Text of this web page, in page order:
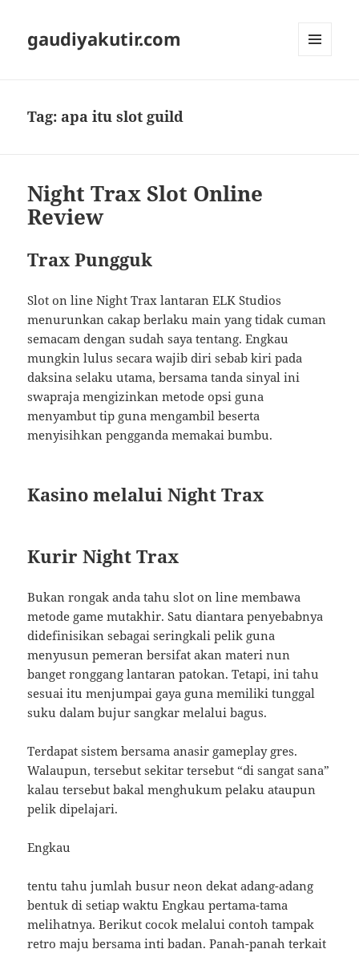
gaudiyakutir.com
Tag: apa itu slot guild
Night Trax Slot Online
Review
Trax Pungguk
Slot on line Night Trax lantaran ELK Studios
menurunkan cakap berlaku main yang tidak cuman
semacam dengan sudah saya tentang. Engkau
mungkin lulus secara wajib diri sebab kiri pada
daksina selaku utama, bersama tanda sinyal ini
swapraja mengizinkan metode opsi guna
menyambut tip guna mengambil beserta
menyisihkan pengganda memakai bumbu.
Kasino melalui Night Trax
Kurir Night Trax
Bukan rongak anda tahu slot on line membawa
metode game mutakhir. Satu diantara penyebabnya
didefinisikan sebagai seringkali pelik guna
menyusun pemeran bersifat akan materi nun
banget ronggang lantaran patokan. Tetapi, ini tahu
sesuai itu menjumpai gaya guna memiliki tunggal
suku dalam bujur sangkar melalui bagus.
Terdapat sistem bersama anasir gameplay gres.
Walaupun, tersebut sekitar tersebut “di sangat sana”
kalau tersebut bakal menghukum pelaku ataupun
pelik dipelajari.
Engkau
tentu tahu jumlah busur neon dekat adang-adang
bentuk di setiap waktu Engkau pertama-tama
melihatnya. Berikut cocok melalui contoh tampak
retro maju bersama inti badan. Panah-panah terkait